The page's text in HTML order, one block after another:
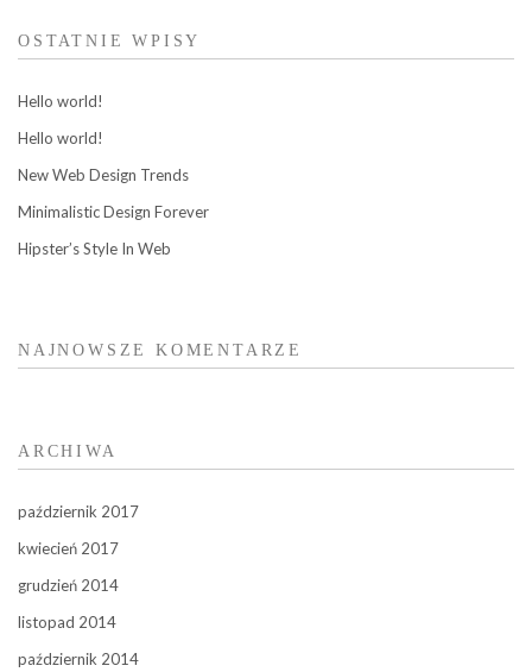
OSTATNIE WPISY
Hello world!
Hello world!
New Web Design Trends
Minimalistic Design Forever
Hipster’s Style In Web
NAJNOWSZE KOMENTARZE
ARCHIWA
październik 2017
kwiecień 2017
grudzień 2014
listopad 2014
październik 2014